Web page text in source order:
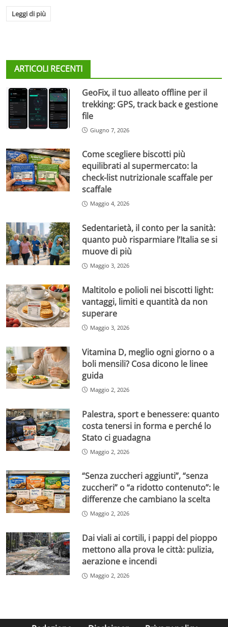
Leggi di più
ARTICOLI RECENTI
GeoFix, il tuo alleato offline per il
trekking: GPS, track back e gestione
file
Giugno 7, 2026
Come scegliere biscotti più
equilibrati al supermercato: la
check-list nutrizionale scaffale per
scaffale
Maggio 4, 2026
Sedentarietà, il conto per la sanità:
quanto può risparmiare l’Italia se si
muove di più
Maggio 3, 2026
Maltitolo e polioli nei biscotti light:
vantaggi, limiti e quantità da non
superare
Maggio 3, 2026
Vitamina D, meglio ogni giorno o a
boli mensili? Cosa dicono le linee
guida
Maggio 2, 2026
Palestra, sport e benessere: quanto
costa tenersi in forma e perché lo
Stato ci guadagna
Maggio 2, 2026
“Senza zuccheri aggiunti”, “senza
zuccheri” o “a ridotto contenuto”: le
differenze che cambiano la scelta
Maggio 2, 2026
Dai viali ai cortili, i pappi del pioppo
mettono alla prova le città: pulizia,
aerazione e incendi
Maggio 2, 2026